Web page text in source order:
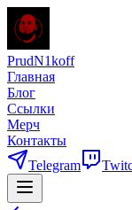
PrudN1koff
Главная
Блог
Ссылки
Мерч
Контакты
Telegram